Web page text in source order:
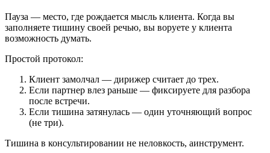
Пауза — место, где рождается мысль клиента. Когда вы
заполняете тишину своей речью, вы воруете у клиента
возможность думать.
Простой протокол:
Клиент замолчал — дирижер считает до трех.
Если партнер влез раньше — фиксируете для разбора
после встречи.
Если тишина затянулась — один уточняющий вопрос
(не три).
Тишина в консультировании не неловкость, аинструмент.